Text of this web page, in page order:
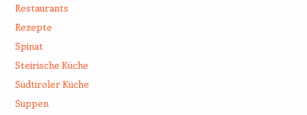
Restaurants
Rezepte
Spinat
Steirische Küche
Südtiroler Küche
Suppen